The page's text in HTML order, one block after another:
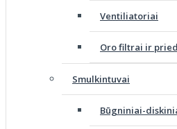
Ventiliatoriai
Oro filtrai ir
Smulkintuvai
Būgniniai-